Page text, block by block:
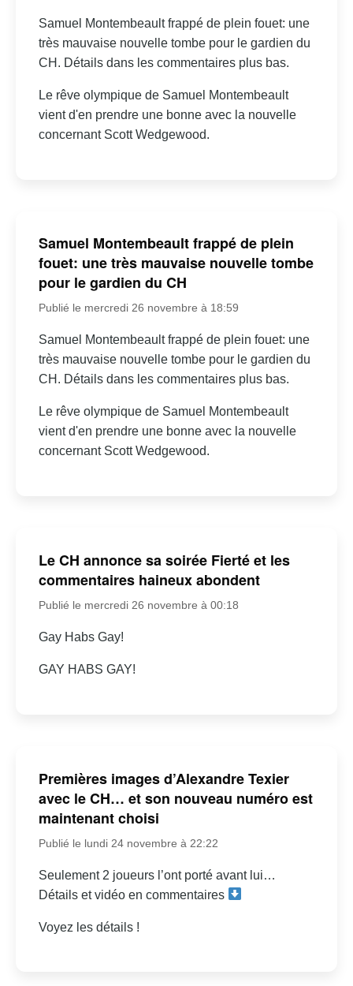
Samuel Montembeault frappé de plein fouet: une
très mauvaise nouvelle tombe pour le gardien du
CH. Détails dans les commentaires plus bas.
Le rêve olympique de Samuel Montembeault
vient d'en prendre une bonne avec la nouvelle
concernant Scott Wedgewood.
Samuel Montembeault frappé de plein
fouet: une très mauvaise nouvelle tombe
pour le gardien du CH
Publié le mercredi 26 novembre à 18:59
Samuel Montembeault frappé de plein fouet: une
très mauvaise nouvelle tombe pour le gardien du
CH. Détails dans les commentaires plus bas.
Le rêve olympique de Samuel Montembeault
vient d'en prendre une bonne avec la nouvelle
concernant Scott Wedgewood.
Le CH annonce sa soirée Fierté et les
commentaires haineux abondent
Publié le mercredi 26 novembre à 00:18
Gay Habs Gay!
GAY HABS GAY!
Premières images d’Alexandre Texier
avec le CH… et son nouveau numéro est
maintenant choisi
Publié le lundi 24 novembre à 22:22
Seulement 2 joueurs l’ont porté avant lui…
Détails et vidéo en commentaires
Voyez les détails !